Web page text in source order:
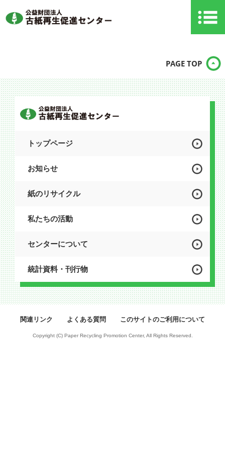
PAGE TOP
トップページ
お知らせ
紙のリサイクル
私たちの活動
センターについて
統計資料・刊行物
関連リンク よくある質問 このサイトのご利用について
Copyright (C) Paper Recycling Promotion Center, All Rights Reserved.